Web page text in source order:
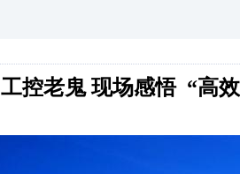
工控老鬼 现场感悟 “高